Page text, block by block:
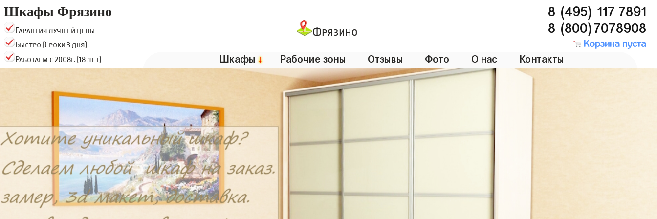
Шкафы Фрязино
Гарантия лучшей цены
Быстро (Сроки 3 дня).
Работаем с 2008г. (18 лет)
Фрязино
8 (495) 117 7891
8 (800)7078908
Корзина пуста
Шкафы ↓ Рабочие зоны Отзывы Фото О нас Контакты